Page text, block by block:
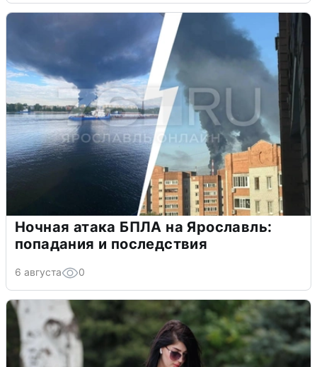
Ночная атака БПЛА на Ярославль:
попадания и последствия
6 августа 0